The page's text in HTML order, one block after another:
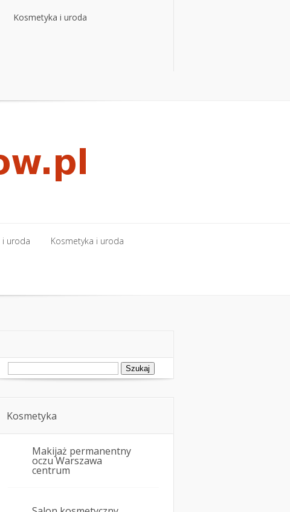
Kosmetyka i uroda
i uroda
uroda
Kosmetyka i uroda
Szukaj:
Kosmetyka
Makijaż permanentny
oczu Warszawa
centrum